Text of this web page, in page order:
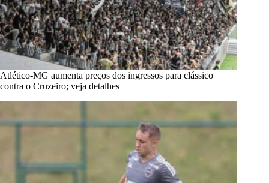
Atlético-MG aumenta preços dos ingressos para clássico
contra o Cruzeiro; veja detalhes